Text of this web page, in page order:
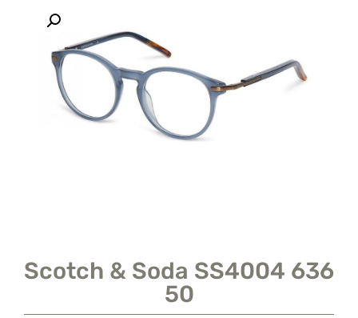
Scotch & Soda SS4004 636
50